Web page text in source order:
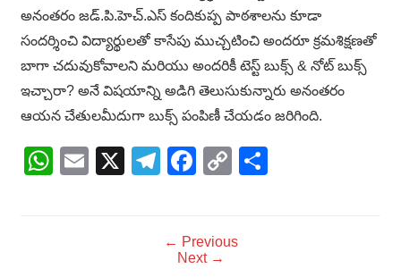
అనంతరం జడ్.పి.హెచ్.ఎస్ కందికుప్ప పాఠశాలను కూడా
సందర్శించి విద్యార్థులతో కాసేపు ముచ్చటించి అందరూ క్రమశిక్షణతో
బాగా చదువుకోవాలని మరియు అందరికీ టెస్ట్ బుక్స్ & నోట్ బుక్స్
ఇచ్చారా? అనే విషయాన్ని అడిగి తెలుసుకున్నారు అనంతరం
ఆయన చేతులమీదుగా బుక్స్ పంపిణీ చేయడం జరిగింది.
WhatsApp
Email
X Telegram
Facebook
Copy
← Previous
Next →